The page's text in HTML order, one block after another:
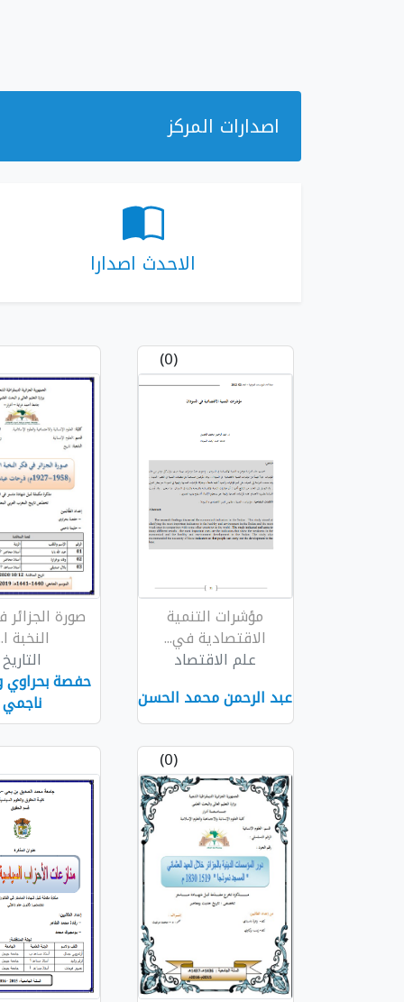
اصدارات المركز
الاحدث اصدارا
(0)
مؤشرات التنمية
الاقتصادية في...
علم الاقتصاد
عبد الرحمن محمد الحسن
صورة
النخبة
التاريخ
حفصة بحراوي
ناجمي
(0)